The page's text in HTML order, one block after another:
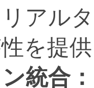
アル
を提
統合：